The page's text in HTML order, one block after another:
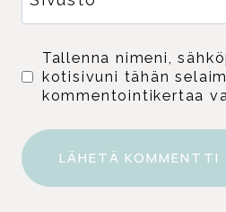
Tallenna nimeni,
kotisivuni tähän
kommentointikertaa